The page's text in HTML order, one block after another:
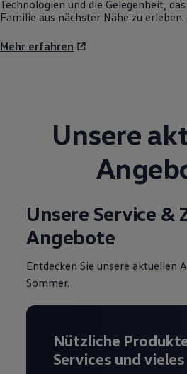
Technologien und die Gelegenheit,
Familie aus nächster Nähe zu erleben.
Mehr erfahren
Unsere
Unsere Service &
Angebote
Entdecken Sie unsere aktuellen
Sommer.
Nützliche
Services und